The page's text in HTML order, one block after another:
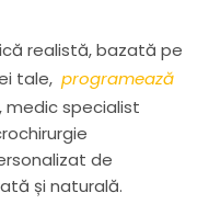
realistă, bazată pe
tale, programează
medic specialist
de
și naturală.